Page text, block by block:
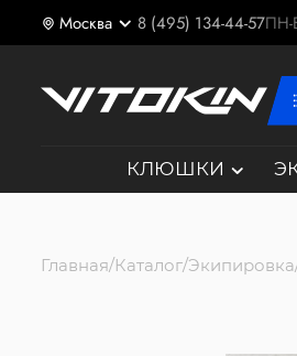
Москва 8 (495) 134-44-57ПН-
КЛЮШКИ
Главная Каталог Экипировка